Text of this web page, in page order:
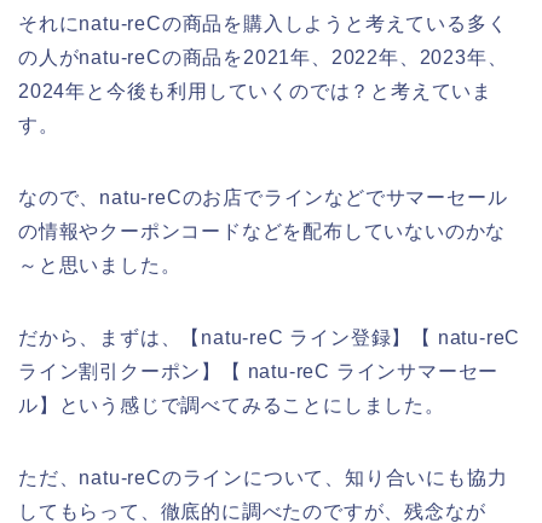
それにnatu-reCの商品を購入しようと考えている多く
の人がnatu-reCの商品を2021年、2022年、2023年、
2024年と今後も利用していくのでは？と考えていま
す。
なので、natu-reCのお店でラインなどでサマーセール
の情報やクーポンコードなどを配布していないのかな
～と思いました。
だから、まずは、【natu-reC ライン登録】【 natu-reC
ライン割引クーポン】【 natu-reC ラインサマーセー
ル】という感じで調べてみることにしました。
ただ、natu-reCのラインについて、知り合いにも協力
してもらって、徹底的に調べたのですが、残念なが